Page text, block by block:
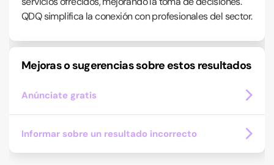
QDQ simplifica la conexión con profesionales del sector.
Mejoras o sugerencias sobre estos resultados
Anúnciate gratis
Informar sobre un resultado incorrecto